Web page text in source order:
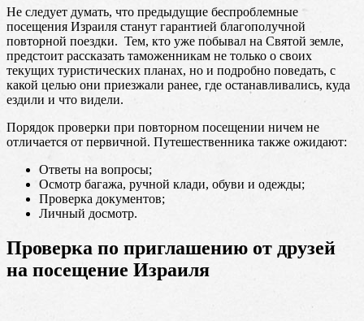
Не следует думать, что предыдущие беспроблемные
посещения Израиля станут гарантией благополучной
повторной поездки. Тем, кто уже побывал на Святой земле,
предстоит рассказать таможенникам не только о своих
текущих туристических планах, но и подробно поведать, с
какой целью они приезжали ранее, где останавливались, куда
ездили и что видели.
Порядок проверки при повторном посещении ничем не
отличается от первичной. Путешественника также ожидают:
Ответы на вопросы;
Осмотр багажа, ручной клади, обуви и одежды;
Проверка документов;
Личный досмотр.
Проверка по приглашению от друзей
на посещение Израиля